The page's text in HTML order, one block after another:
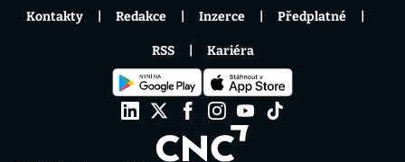
Kontakty Redakce Inzerce Předplatné
RSS Kariéra